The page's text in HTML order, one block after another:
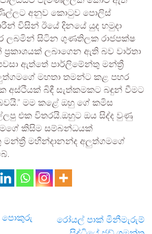
අනුව කොටුව පොලිස්
විසින් ඊයේ දිනයේ යුද හමුදා
ලබමින් සිටින ගුණතිලක රාජපක්ෂ
ප්‍රකාශයක් ලබාගෙන ඇති බව වාර්තා
ඇත්තේ පාර්ලිමේන්තු මන්ත්‍රී
මහතා තමන්ට කළ පහර
අස්ථියක් බිඳී සැත්කමකට බඳුන් වීමට
මම කළේ ඔහු ගේ කමිස
එක විතරයි.ඔහුට ඔය සිද්ද වුණු
කිසිම සම්බන්ධයක්
මන්ත්‍රී මහින්දානන්ද අලුත්ගමගේ
පොකුරු
රෝයල් පාක් මිනීමැරුම්